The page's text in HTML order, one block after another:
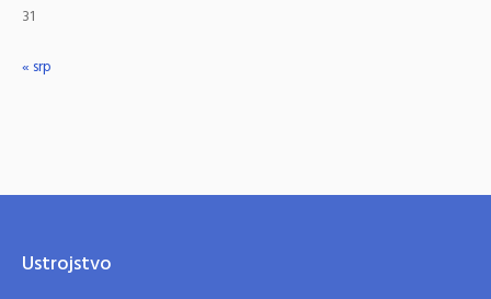
31
« srp
Ustrojstvo